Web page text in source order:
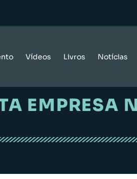
Vídeos Livros Notícias
EMPRESA